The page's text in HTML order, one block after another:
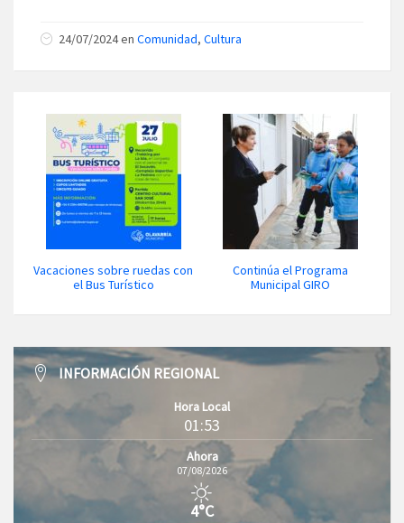
24/07/2024 en Comunidad, Cultura
Vacaciones sobre ruedas con
el Bus Turístico
Continúa el Programa
Municipal GIRO
INFORMACIÓN REGIONAL
Hora Local
01:53
Ahora
07/08/2026
4°C